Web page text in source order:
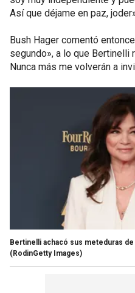
Así que déjame en paz,
Bush Hager comentó
segundo», a lo que Bertinelli
Nunca más me volverán a
Bertinelli achacó sus meteduras
(RodinGetty Images)